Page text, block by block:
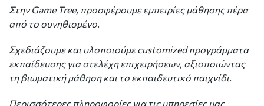
Στην Game Tree, προσφέρουμε εμπειρίες μάθησης πέρα
από το συνηθισμένο.
Σχεδιάζουμε και υλοποιούμε customized προγράμματα
εκπαίδευσης για στελέχη επιχειρήσεων, αξιοποιώντας
τη βιωματική μάθηση και το εκπαιδευτικό παιχνίδι.
Περισσότερες πληροφορίες για τις υπηρεσίες μας